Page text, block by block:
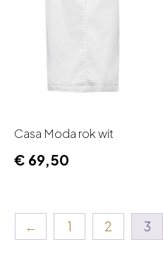
Casa Moda rok wit
€ 69,50
← 1 2 3